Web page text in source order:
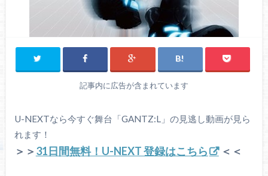
記事内に広告が含まれています
U-NEXTなら今すぐ舞台「GANTZ:L」の見逃し動画が見ら
れます！
＞＞ 31日間無料！U-NEXT 登録はこちら ＜＜